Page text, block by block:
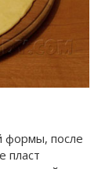
формы, после
пласт